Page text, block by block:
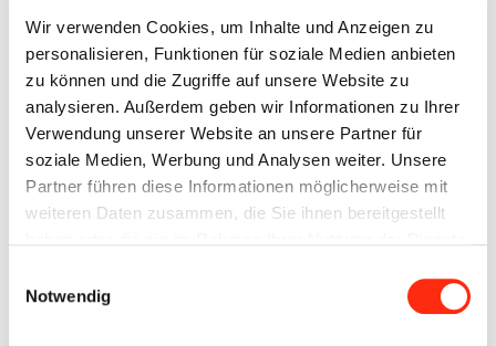
Wir verwenden Cookies, um Inhalte und Anzeigen zu
personalisieren, Funktionen für soziale Medien anbieten
zu können und die Zugriffe auf unsere Website zu
analysieren. Außerdem geben wir Informationen zu Ihrer
Verwendung unserer Website an unsere Partner für
soziale Medien, Werbung und Analysen weiter. Unsere
Partner führen diese Informationen möglicherweise mit
weiteren Daten zusammen, die Sie ihnen bereitgestellt
Notwendig
08.02.2016
Neueröffnung der Extreme Bowling Arena Schweinfurt
Ein weiteres Großprojekt haben wir im Team zu einem
erfolgreichen Abschluss gebracht:
Die B-Plan und die Elektrotechnik waren an der Planung
und Umsetzung der neuen Extreme Bowling Arena in…